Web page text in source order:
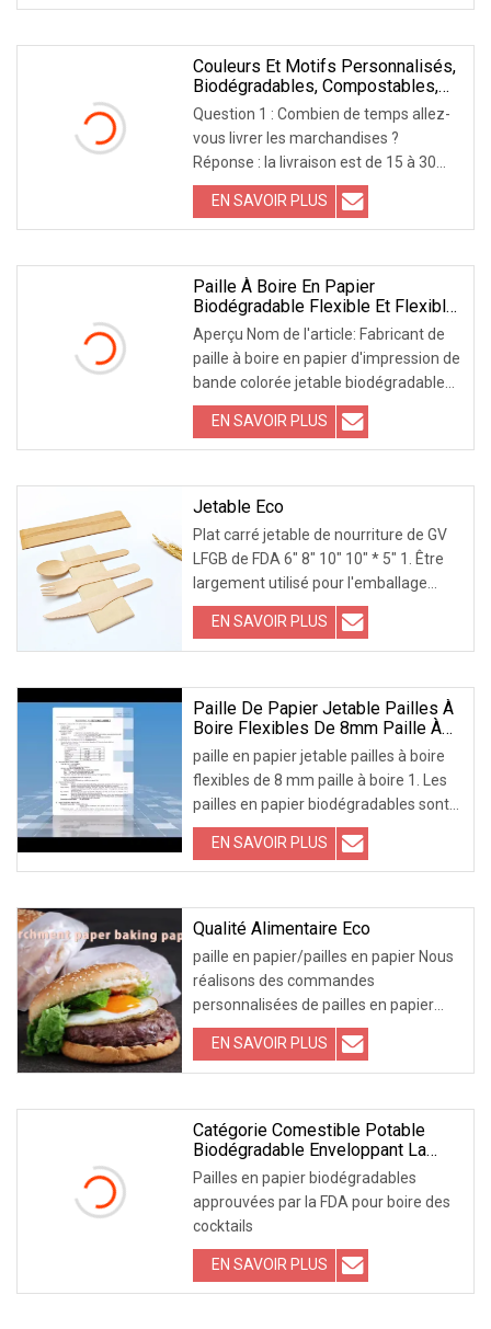
respectueux de l'environnement et
mosh
Couleurs Et Motifs Personnalisés,
Biodégradables, Compostables,
Pailles En Papier PLA Droites,
Pailles À Boire En Papier À
Rayures Arc-En-Ciel
Question 1 : Combien de temps allez-
vous livrer les marchandises ?
Réponse : la livraison est de 15 à 30
jours pour la commande de conteneur
FCL, de 10 à 20 jours pour la
commande LCL. Question 2 : Combien
Réponse : Pour le chaud
EN SAVOIR PLUS
Paille À Boire En Papier
Biodégradable Flexible Et Flexible
Jetable Personnalisée
Aperçu Nom de l'article: Fabricant de
paille à boire en papier d'impression de
bande colorée jetable biodégradable
de qualité alimentaire personnalisé
Notre société a été créée en 2005.
Nous avons une série de avancées
EN SAVOIR PLUS
Jetable Eco
Plat carré jetable de nourriture de GV
LFGB de FDA 6" 8" 10" 10" * 5" 1. Être
largement utilisé pour l'emballage
alimentaire jetable.2.
Imperméabilisation à l'eau et à l'huile,
étanche. Facile à utiliser pour
utilisé dans
EN SAVOIR PLUS
Paille De Papier Jetable Pailles À
Boire Flexibles De 8mm Paille À
Boire
paille en papier jetable pailles à boire
flexibles de 8 mm paille à boire 1. Les
pailles en papier biodégradables sont
saines et respectueuses de
l'environnement.2. La paille en papier a
passé les tests FDA, FSC, LFGB - Sans
chaude
EN SAVOIR PLUS
Qualité Alimentaire Eco
paille en papier/pailles en papier Nous
réalisons des commandes
personnalisées de pailles en papier
Bouteille de conception personnalisée
pour créer votre propre marque/LOGO
SERVICE D'ÉCHANTILLON GRATUIT
papier de conception exquise, nous
fournissons gratuitement
EN SAVOIR PLUS
Catégorie Comestible Potable
Biodégradable Enveloppant La
Paille Flexible De Papier De
Couleur
Pailles en papier biodégradables
approuvées par la FDA pour boire des
cocktails
EN SAVOIR PLUS